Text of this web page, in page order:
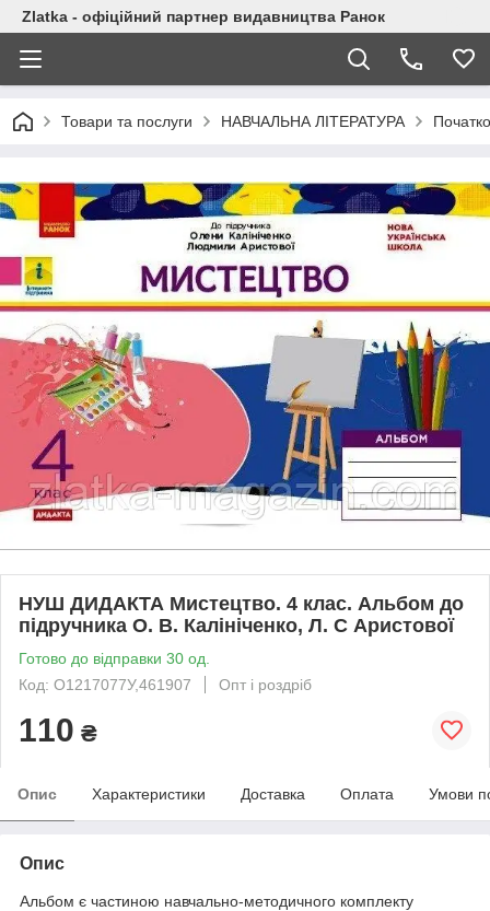
Zlatka - офіційний партнер видавництва Ранок
Товари та послуги НАВЧАЛЬНА ЛІТЕРАТУРА
НУШ ДИДАКТА Мистецтво. 4 клас. Альбом до
підручника О. В. Калініченко, Л. С Аристової
Готово до відправки 30 од.
Код: О1217077У,461907
Опт і роздріб
110 ₴
Опис Характеристики Доставка Оплата Умови
Опис
Альбом є частиною навчально-методичного комплекту